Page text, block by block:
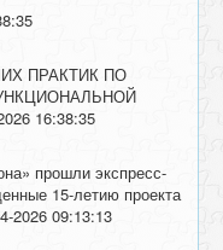
ПРАКТИК ПО
16:38:35
прошли экспресс-
15-летию проекта
2026 09:13:13